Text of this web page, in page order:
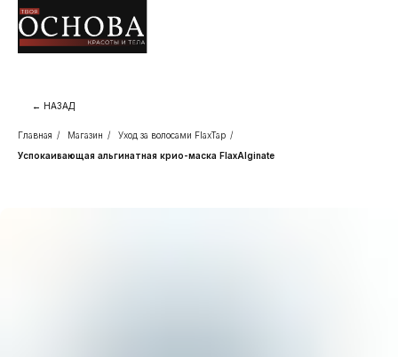
← НАЗАД
Главная / Магазин / Уход за волосами FlaxTap /
Успокаивающая альгинатная крио-маска FlaxAlginate